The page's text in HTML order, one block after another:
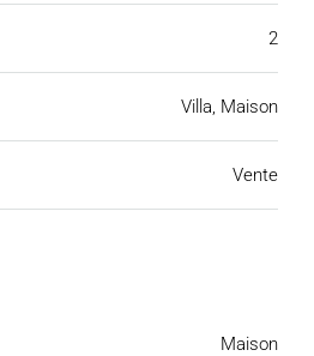
2
Villa, Maison
Vente
Maison